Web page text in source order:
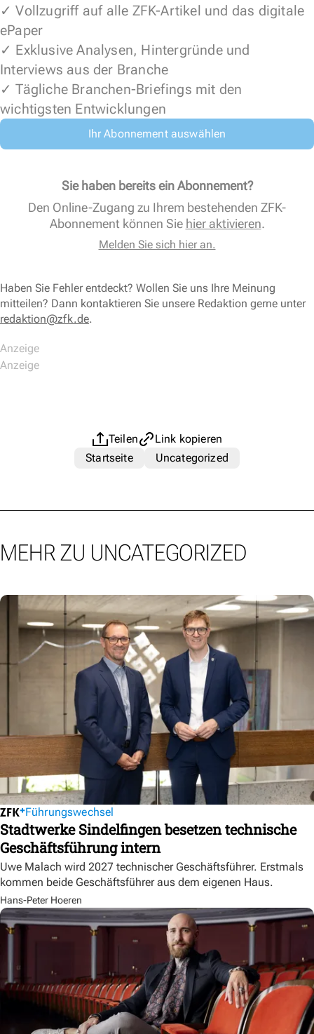
✓ Vollzugriff auf alle ZFK-Artikel und das digitale
ePaper
✓ Exklusive Analysen, Hintergründe und
Interviews aus der Branche
✓ Tägliche Branchen-Briefings mit den
wichtigsten Entwicklungen
Ihr Abonnement auswählen
Sie haben bereits ein Abonnement?
Den Online-Zugang zu Ihrem bestehenden ZFK-
Abonnement können Sie hier aktivieren.
Melden Sie sich hier an.
Haben Sie Fehler entdeckt? Wollen Sie uns Ihre Meinung
mitteilen? Dann kontaktieren Sie unsere Redaktion gerne unter
redaktion@zfk.de.
Teilen
Link kopieren
Startseite
Uncategorized
MEHR ZU UNCATEGORIZED
Führungswechsel
Stadtwerke Sindelfingen besetzen technische
Geschäftsführung intern
Uwe Malach wird 2027 technischer Geschäftsführer. Erstmals
kommen beide Geschäftsführer aus dem eigenen Haus.
Hans-Peter Hoeren